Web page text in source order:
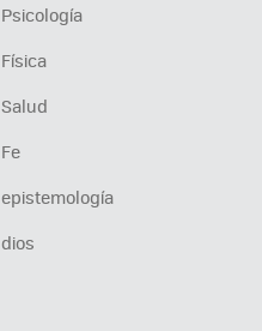
Psicología
Física
Salud
Fe
epistemología
dios